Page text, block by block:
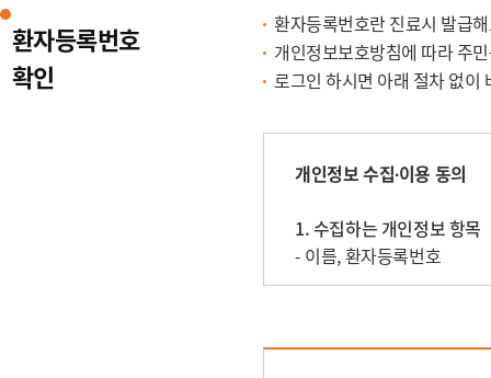
환자등록번호
확인
환자등록번호란 진료시 발급
개인정보보호방침에 따라 주
로그인 하시면 아래 절차 없이
개인정보 수집∙이용 동의
1. 수집하는 개인정보 항목
- 이름, 환자등록번호